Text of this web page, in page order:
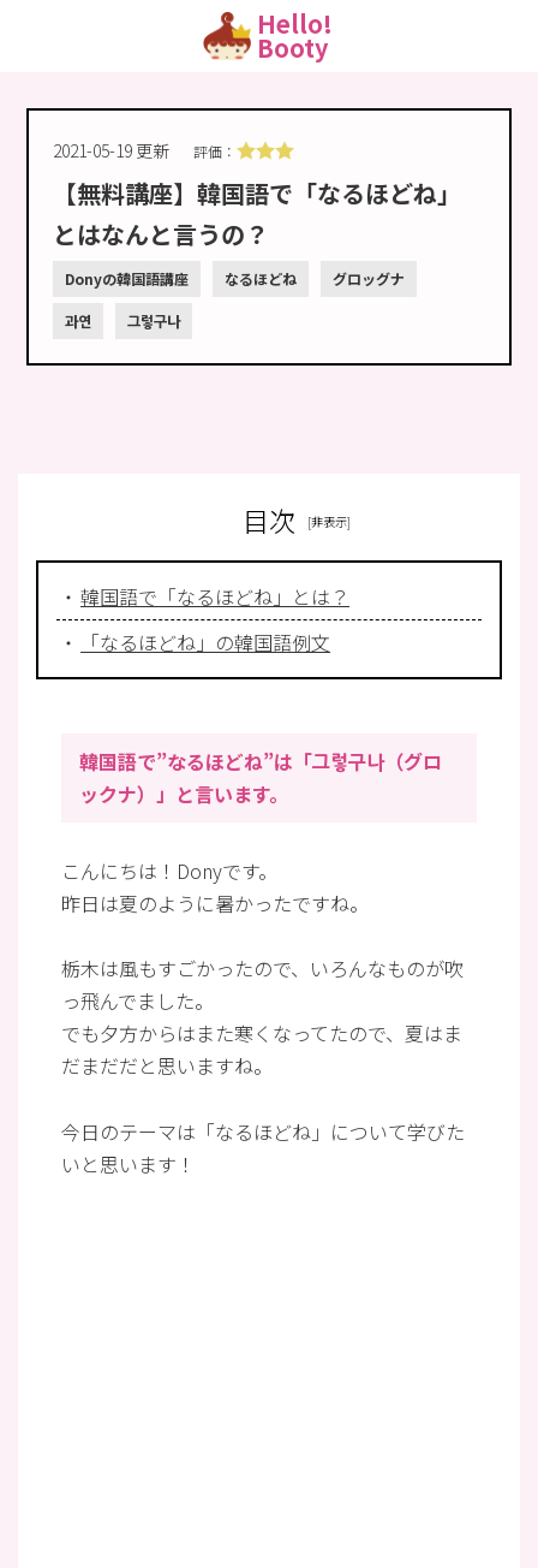
Hello!
Booty
2021-05-19 更新 評価：
【無料講座】韓国語で「なるほどね」
とはなんと言うの？
Donyの韓国語講座 なるほどね グロッグナ
과연 그렇구나
目次
韓国語で「なるほどね」とは？
「なるほどね」の韓国語例文
韓国語で”なるほどね”は「그렇구나（グロ
ックナ）」と言います。
こんにちは！Donyです。
昨日は夏のように暑かったですね。
栃木は風もすごかったので、いろんなものが吹
っ飛んでました。
でも夕方からはまた寒くなってたので、夏はま
だまだだと思いますね。
今日のテーマは「なるほどね」について学びた
いと思います！